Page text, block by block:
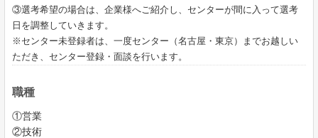
③選考希望の場合は、企業様へご紹介し、センターが間に入って選考
日を調整していきます。
※センター未登録者は、一度センター（名古屋・東京）までお越しい
ただき、センター登録・面談を行います。
職種
①営業
②技術